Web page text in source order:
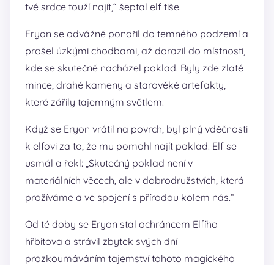
tvé srdce touží najít,“ šeptal elf tiše.
Eryon se odvážně ponořil do temného podzemí a
prošel úzkými chodbami, až dorazil do místnosti,
kde se skutečně nacházel poklad. Byly zde zlaté
mince, drahé kameny a starověké artefakty,
které zářily tajemným světlem.
Když se Eryon vrátil na povrch, byl plný vděčnosti
k elfovi za to, že mu pomohl najít poklad. Elf se
usmál a řekl: „Skutečný poklad není v
materiálních věcech, ale v dobrodružstvích, která
prožíváme a ve spojení s přírodou kolem nás.“
Od té doby se Eryon stal ochráncem Elfího
hřbitova a strávil zbytek svých dní
prozkoumáváním tajemství tohoto magického